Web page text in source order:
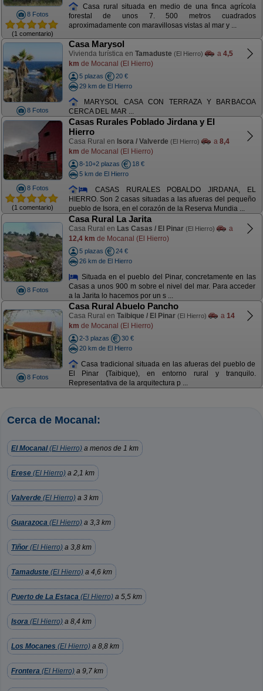
8 Fotos
(1 comentario)
Casa rural situada en medio de una finca agrícola
forestal de unos 7. 500 metros cuadrados
aproximadamente con maravillosas vistas al mar y ...
8 Fotos
Casa Marysol
Vivienda turística en Tamaduste (El Hierro) a 4,5
km de Mocanal (El Hierro)
5 plazas
20 €
29 km de El Hierro
MARYSOL CASA CON TERRAZA Y BARBACOA
CERCA DEL MAR ...
8 Fotos
(1 comentario)
Casas Rurales Poblado Jirdana y El
Hierro
Casa Rural en Isora / Valverde (El Hierro) a 8,4
km de Mocanal (El Hierro)
8-10+2 plazas
18 €
5 km de El Hierro
CASAS RURALES POBALDO JIRDANA, EL
HIERRO. Son 2 casas situadas a las afueras del pequeño
pueblo de Isora, en el corazón de la Reserva Mundia ...
8 Fotos
Casa Rural La Jarita
Casa Rural en Las Casas / El Pinar (El Hierro)
a
12,4 km de Mocanal (El Hierro)
5 plazas
24 €
26 km de El Hierro
Situada en el pueblo del Pinar, concretamente en las
Casas a unos 900 m sobre el nivel del mar. Para acceder
a la Jarita lo hacemos por un s ...
8 Fotos
Casa Rural Abuelo Pancho
Casa Rural en Taibique / El Pinar (El Hierro) a 14
km de Mocanal (El Hierro)
2-3 plazas
30 €
20 km de El Hierro
Casa tradicional situada en las afueras del pueblo de
El Pinar (Taibique), en entorno rural y tranquilo.
Representativa de la arquitectura p ...
Cerca de Mocanal:
El Mocanal(El Hierro) a menos de 1 km
Erese (El Hierro) a 2,1 km
Valverde (El Hierro) a 3 km
Guarazoca (El Hierro) a 3,3 km
Tiñor (El Hierro) a 3,8 km
Tamaduste (El Hierro) a 4,6 km
Puerto de La Estaca (El Hierro) a 5,5 km
Isora (El Hierro) a 8,4 km
Los Mocanes (El Hierro) a 8,8 km
Frontera (El Hierro) a 9,7 km